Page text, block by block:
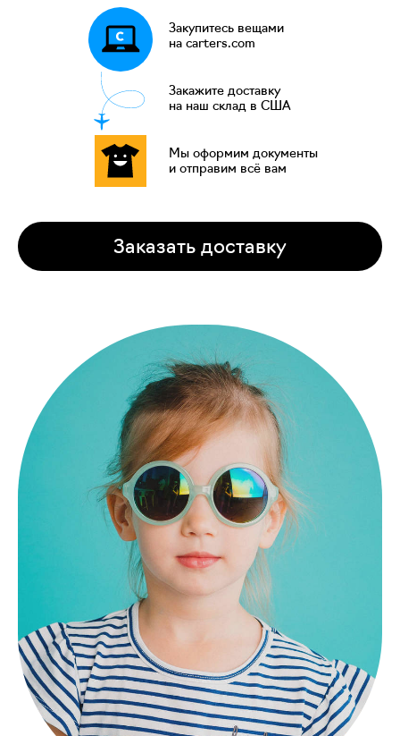
Закупитесь вещами
на carters.com
Закажите доставку
на наш склад в США
Мы оформим документы
и отправим всё вам
Заказать доставку